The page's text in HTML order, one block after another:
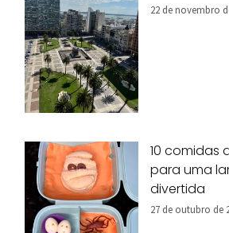
22 de novembro
10 comidas
para uma
divertida
27 de outubro de